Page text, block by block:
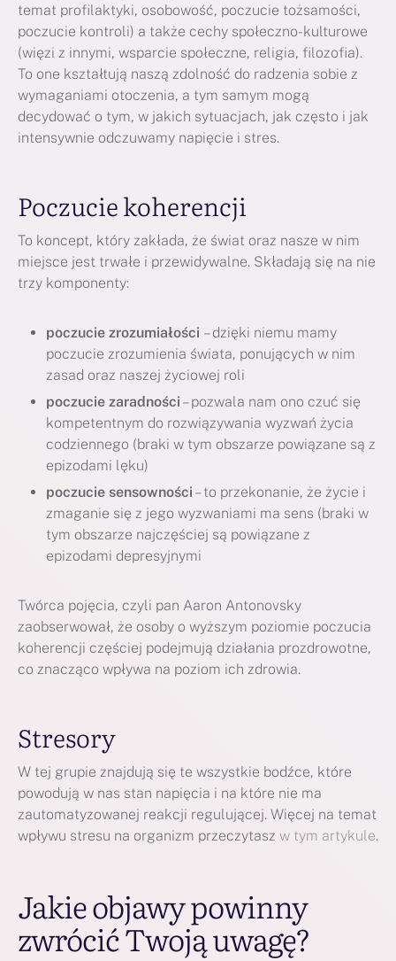
temat profilaktyki, osobowość, poczucie tożsamości,
poczucie kontroli) a także cechy społeczno-kulturowe
(więzi z innymi, wsparcie społeczne, religia, filozofia).
To one kształtują naszą zdolność do radzenia sobie z
wymaganiami otoczenia, a tym samym mogą
decydować o tym, w jakich sytuacjach, jak często i jak
intensywnie odczuwamy napięcie i stres.
Poczucie koherencji
To koncept, który zakłada, że świat oraz nasze w nim
miejsce jest trwałe i przewidywalne. Składają się na nie
trzy komponenty:
poczucie zrozumiałości – dzięki niemu mamy
poczucie zrozumienia świata, ponujących w nim
zasad oraz naszej życiowej roli
poczucie zaradności – pozwala nam ono czuć się
kompetentnym do rozwiązywania wyzwań życia
codziennego (braki w tym obszarze powiązane są z
epizodami lęku)
poczucie sensowności – to przekonanie, że życie i
zmaganie się z jego wyzwaniami ma sens (braki w
tym obszarze najczęściej są powiązane z
epizodami depresyjnymi
Twórca pojęcia, czyli pan Aaron Antonovsky
zaobserwował, że osoby o wyższym poziomie poczucia
koherencji częściej podejmują działania prozdrowotne,
co znacząco wpływa na poziom ich zdrowia.
Stresory
W tej grupie znajdują się te wszystkie bodźce, które
powodują w nas stan napięcia i na które nie ma
zautomatyzowanej reakcji regulującej. Więcej na temat
wpływu stresu na organizm przeczytasz w tym artykule.
Jakie objawy powinny
zwrócić Twoją uwagę?